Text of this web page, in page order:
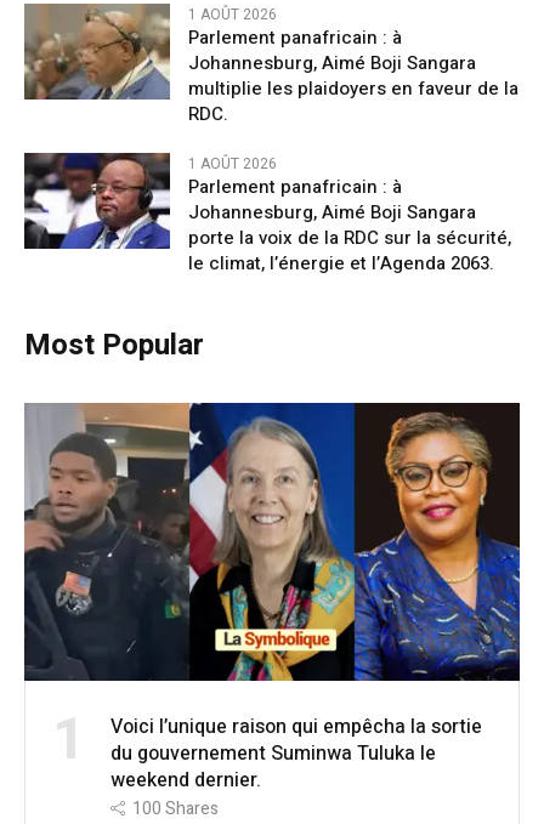
1 AOÛT 2026
Parlement panafricain : à
Johannesburg, Aimé Boji Sangara
multiplie les plaidoyers en faveur de la
RDC.
1 AOÛT 2026
Parlement panafricain : à
Johannesburg, Aimé Boji Sangara
porte la voix de la RDC sur la sécurité,
le climat, l’énergie et l’Agenda 2063.
Most Popular
1
Voici l’unique raison qui empêcha la sortie
du gouvernement Suminwa Tuluka le
weekend dernier.
100Shares